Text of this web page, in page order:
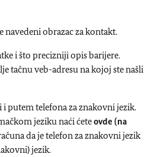
obrazac za kontakt.
i što precizniji opis barijere.
tačnu veb-adresu na kojoj ste našli
putem telefona za znakovni jezik.
jeziku naći ćeteovde (na
da je telefon za znakovni jezik
jezik.